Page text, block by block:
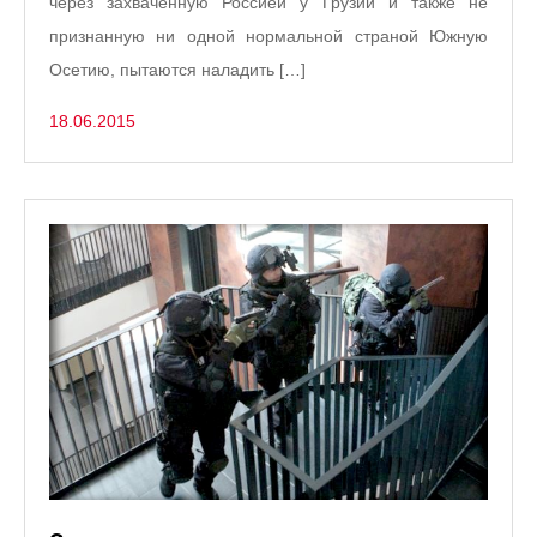
признанную ни одной нормальной страной Южную
Осетию, пытаются наладить […]
18.06.2015